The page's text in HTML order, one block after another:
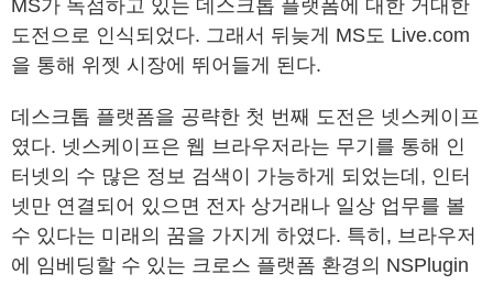
MS가 독점하고 있는 데스크톱 플랫폼에 대한 거대한
도전으로 인식되었다. 그래서 뒤늦게 MS도 Live.com
을 통해 위젯 시장에 뛰어들게 된다.
데스크톱 플랫폼을 공략한 첫 번째 도전은 넷스케이프
였다. 넷스케이프은 웹 브라우저라는 무기를 통해 인
터넷의 수 많은 정보 검색이 가능하게 되었는데, 인터
넷만 연결되어 있으면 전자 상거래나 일상 업무를 볼
수 있다는 미래의 꿈을 가지게 하였다. 특히, 브라우저
에 임베딩할 수 있는 크로스 플랫폼 환경의 NSPlugin